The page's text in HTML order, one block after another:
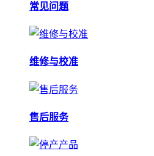
常见问题
维修与校准
售后服务